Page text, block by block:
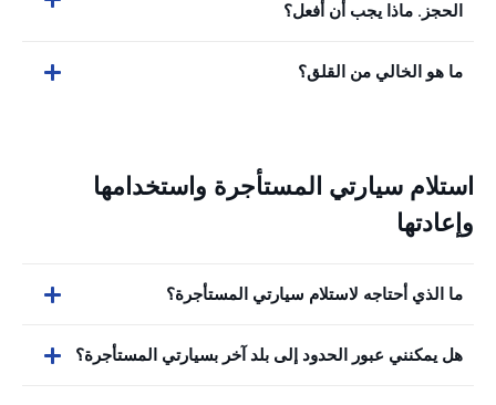
الحجز. ماذا يجب أن أفعل؟
ما هو الخالي من القلق؟
استلام سيارتي المستأجرة واستخدامها
وإعادتها
ما الذي أحتاجه لاستلام سيارتي المستأجرة؟
هل يمكنني عبور الحدود إلى بلد آخر بسيارتي المستأجرة؟